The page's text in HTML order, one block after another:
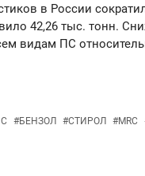
в России
42,26 тыс. тонн.
видам ПС
#БЕНЗОЛ #СТИРОЛ #MRC